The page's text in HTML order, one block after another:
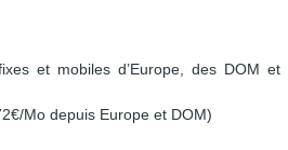
et mobiles d’Europe, des DOM et
Mo depuis Europe et DOM)